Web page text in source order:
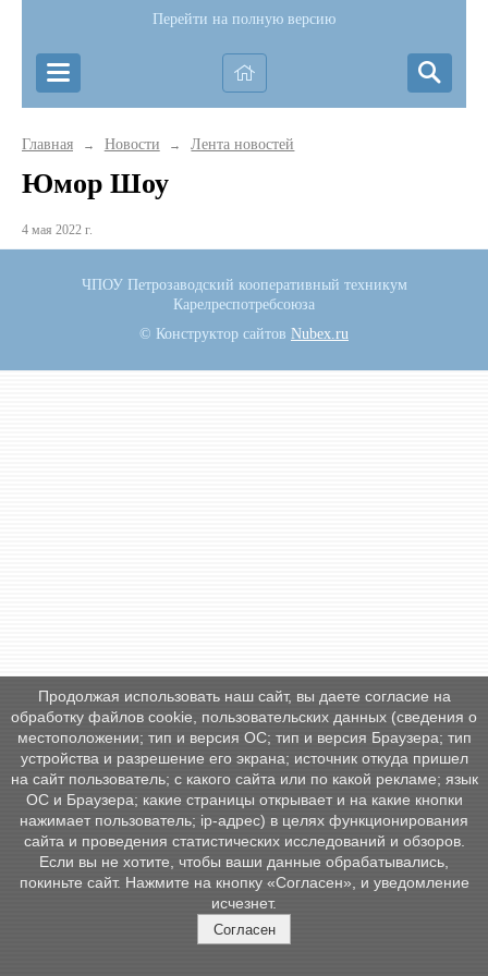
Перейти на полную версию
Главная → Новости → Лента новостей
Юмор Шоу
4 мая 2022 г.
ЧПОУ Петрозаводский кооперативный техникум
Карелреспотребсоюза
© Конструктор сайтов Nubex.ru
Продолжая использовать наш сайт, вы даете согласие на
обработку файлов cookie, пользовательских данных (сведения о
местоположении; тип и версия ОС; тип и версия Браузера; тип
устройства и разрешение его экрана; источник откуда пришел
на сайт пользователь; с какого сайта или по какой рекламе; язык
ОС и Браузера; какие страницы открывает и на какие кнопки
нажимает пользователь; ip-адрес) в целях функционирования
сайта и проведения статистических исследований и обзоров.
Если вы не хотите, чтобы ваши данные обрабатывались,
покиньте сайт. Нажмите на кнопку «Согласен», и уведомление
исчезнет.
Согласен